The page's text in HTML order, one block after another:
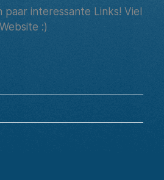
paar interessante Links! Viel
:)